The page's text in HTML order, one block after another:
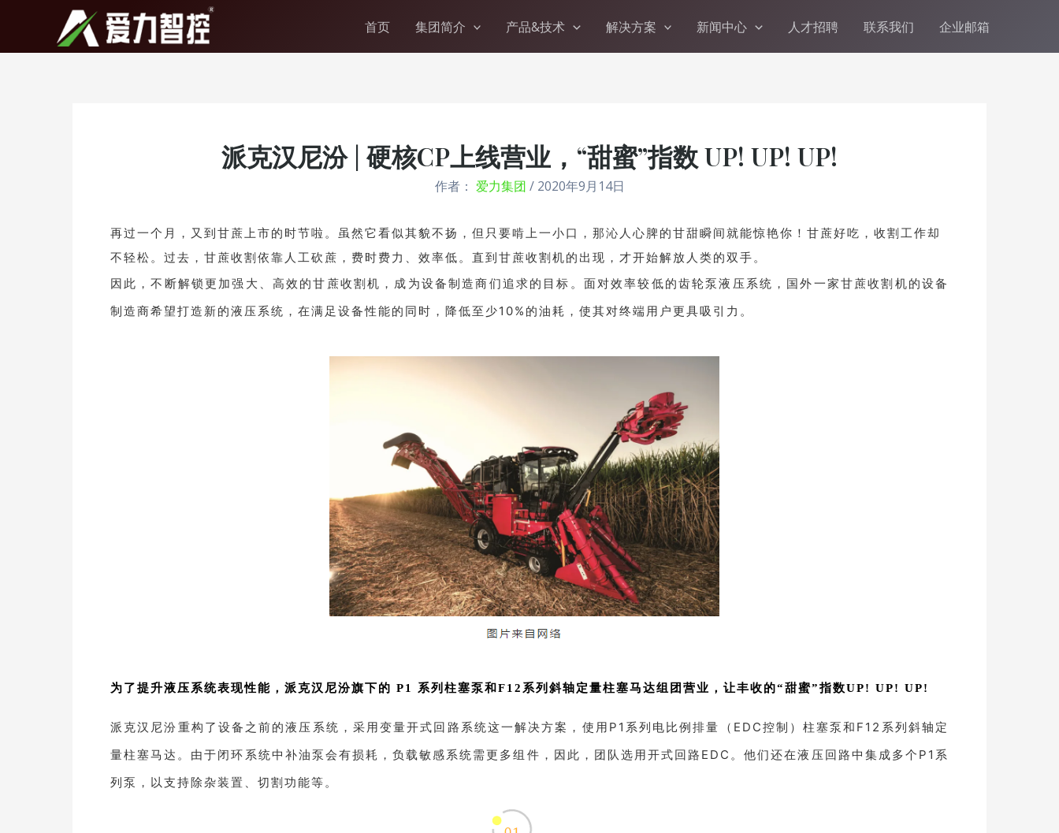
内
首页 集团简介 产品&技术 解决方案 新闻中心 人才招聘 联系我们 企业邮箱
派克汉尼汾 | 硬核CP上线营业，“甜蜜”指数 UP! UP! UP!
作者： 爱力集团 / 2020年9月14日
再过一个月，又到甘蔗上市的时节啦。虽然它看似其貌不扬，但只要啃上一小口，那沁人心脾的甘甜瞬间就能惊艳你！甘蔗好吃，收割工作却
不轻松。过去，甘蔗收割依靠人工砍蔗，费时费力、效率低。直到甘蔗收割机的出现，才开始解放人类的双手。
因此，不断解锁更加强大、高效的甘蔗收割机，成为设备制造商们追求的目标。面对效率较低的齿轮泵液压系统，国外一家甘蔗收割机的设备
制造商希望打造新的液压系统，在满足设备性能的同时，降低至少10%的油耗，使其对终端用户更具吸引力。
为了提升液压系统表现性能，派克汉尼汾旗下的 P1 系列柱塞泵和F12系列斜轴定量柱塞马达组团营业，让丰收的“甜蜜”指数UP! UP! UP!
派克汉尼汾重构了设备之前的液压系统，采用变量开式回路系统这一解决方案，使用P1系列电比例排量（EDC控制）柱塞泵和F12系列斜轴定
量柱塞马达。由于闭环 系统中补油泵会有损耗，负载敏感系统需更多组件，因此，团队选用开式回路EDC。他们还在液压回路中集成多个P1系
列泵，以支持除杂装置、切割功能等 。